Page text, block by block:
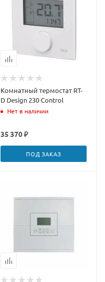
Комнатный термостат RT-
D Design 230 Control
Нет в наличии
35 370 ₽
ПОД ЗАКАЗ